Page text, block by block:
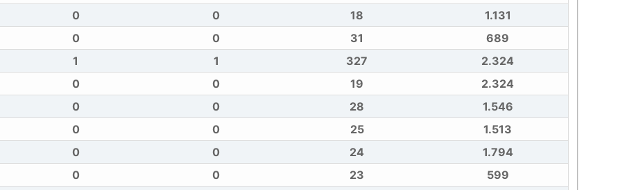
0 0 18
1.131
0 0 31
689
1 1 327
2.324
0 0 19
2.324
0 0 28
1.546
0 0 25
1.513
0 0 24
1.794
0 0 23
599